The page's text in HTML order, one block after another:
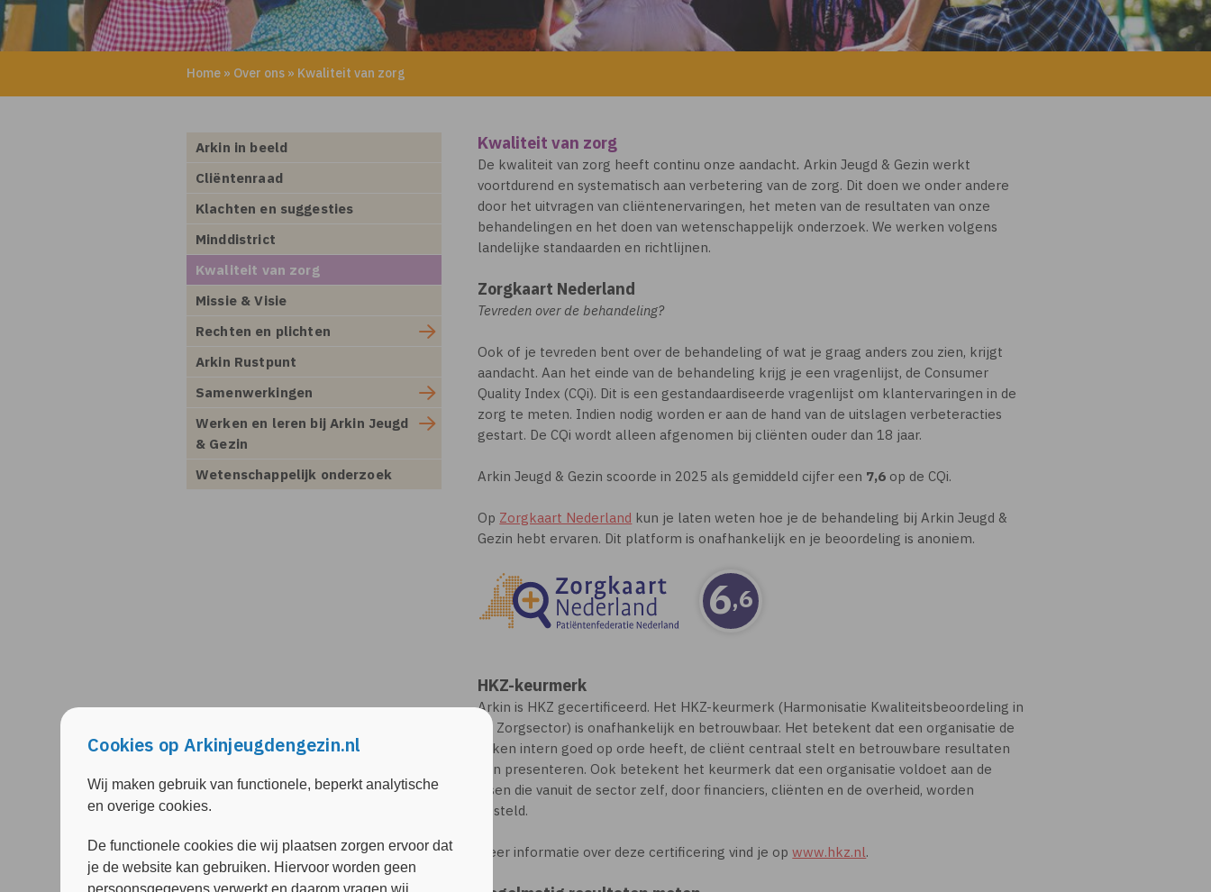
Home » Over ons » Kwaliteit van zorg
Arkin in beeld
Cliëntenraad
Klachten en suggesties
Minddistrict
Kwaliteit van zorg
Missie & Visie
Rechten en plichten
Arkin Rustpunt
Samenwerkingen
Werken en leren bij Arkin Jeugd
& Gezin
Wetenschappelijk onderzoek
Kwaliteit van zorg
De kwaliteit van zorg heeft continu onze aandacht.Arkin Jeugd & Gezin werkt
voortdurend en systematisch aan verbetering van de zorg. Dit doen we onder andere
door het uitvragen van cliëntenervaringen, het meten van de resultaten van onze
behandelingen en het doen van wetenschappelijk onderzoek. We werken volgens
landelijke standaarden en richtlijnen.
Zorgkaart Nederland
Tevreden over de behandeling?
Ook of je tevreden bent over de behandeling of wat je graag anders zou zien, krijgt
aandacht. Aan het einde van de behandeling krijg je een vragenlijst, de Consumer
Quality Index (CQi). Dit is een gestandaardiseerde vragenlijst om klantervaringen in de
zorg te meten. Indien nodig worden er aan de hand van de uitslagen verbeteracties
gestart. De CQi wordt alleen afgenomen bij cliënten ouder dan 18 jaar.
Arkin Jeugd & Gezin scoorde in 2025 als gemiddeld cijfer een 7,6 op de CQi.
Op Zorgkaart Nederland kun je laten weten hoe je de behandeling bij Arkin Jeugd &
Gezin hebt ervaren. Dit platform is onafhankelijk en je beoordeling is anoniem.
6,6
HKZ-keurmerk
Arkin is HKZ gecertificeerd. Het HKZ-keurmerk (Harmonisatie Kwaliteitsbeoordeling in
de Zorgsector) is onafhankelijk en betrouwbaar. Het betekent dat een organisatie de
zaken intern goed op orde heeft, de cliënt centraal stelt en betrouwbare resultaten
kan presenteren. Ook betekent het keurmerk dat een organisatie voldoet aan de
eisen die vanuit de sector zelf, door financiers, cliënten en de overheid, worden
gesteld.
Meer informatie over deze certificering vind je opwww.hkz.nl.
Cookies op Arkinjeugdengezin.nl
Wij maken gebruik van functionele, beperkt analytische
en overige cookies.
De functionele cookies die wij plaatsen zorgen ervoor dat
je de website kan gebruiken. Hiervoor worden geen